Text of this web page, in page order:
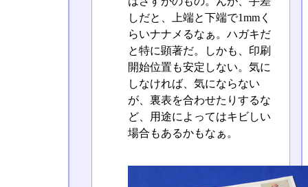
しだと、上端と下端で1mmく
らいナナメるなぁ。ハガキだ
と特に顕著だ。しかも、印刷
開始位置も安定しない。気に
しなければ、気にならない
が、裏表を合わせたりするな
ど、用途によってはキビしい
場合もあるかもなぁ。